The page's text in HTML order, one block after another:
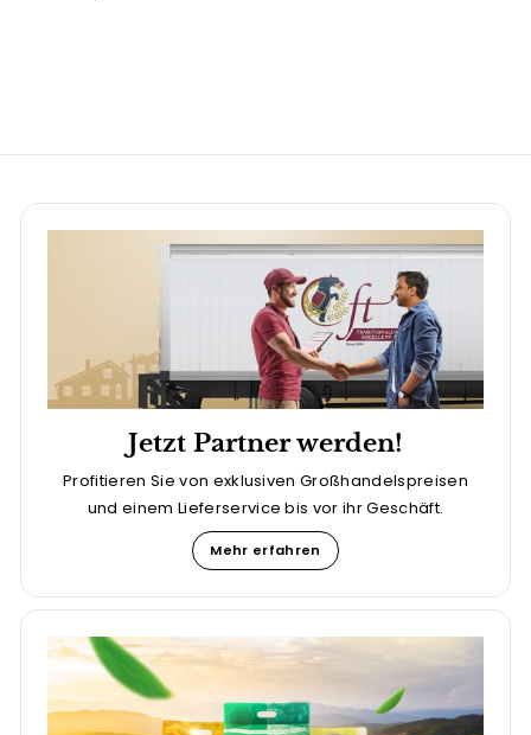
Jetzt Partner werden!
Profitieren Sie von exklusiven Großhandelspreisen
und einem Lieferservice bis vor ihr Geschäft.
Mehr erfahren